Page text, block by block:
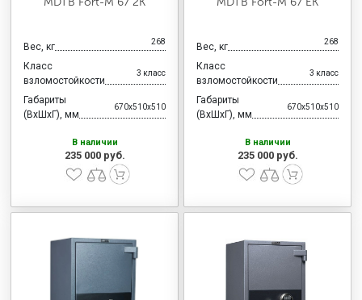
Вес, кг 268
Класс
взломостойкости
3 класс
Габариты
(ВхШхГ), мм
670x510x510
В наличии
235 000 руб.
Вес, кг 268
Класс
взломостойкости
3 класс
Габариты
(ВхШхГ), мм
670x510x510
В наличии
235 000 руб.